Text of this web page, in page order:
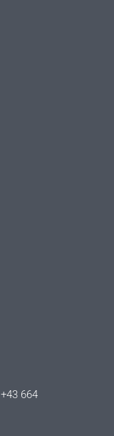
+43 664